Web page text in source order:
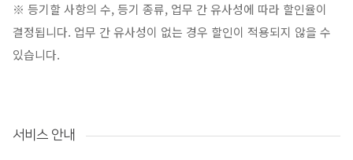
※ 등기할 사항의 수, 등기 종류, 업무 간 유사성에 따라 할인율이
결정됩니다. 업무 간 유사성이 없는 경우 할인이 적용되지 않을 수
있습니다.
서비스 안내